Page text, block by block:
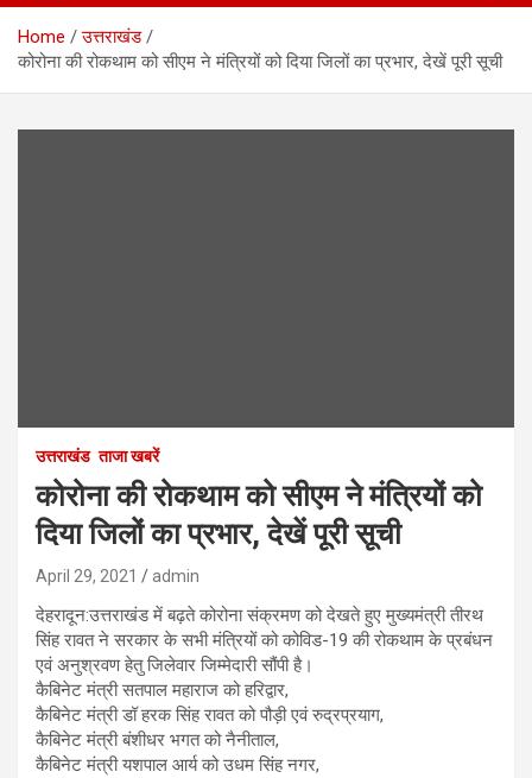
Home
उत्तराखंड
कोरोना की रोकथाम को सीएम ने मंत्रियों को दिया जिलों का प्रभार, देखें पूरी सूची
उत्तराखंड ताजा खबरें
कोरोना की रोकथाम को सीएम ने मंत्रियों को
दिया जिलों का प्रभार, देखें पूरी सूची
April 29, 2021 admin
देहरादून:उत्तराखंड में बढ़ते कोरोना संक्रमण को देखते हुए मुख्यमंत्री तीरथ
सिंह रावत ने सरकार के सभी मंत्रियों को कोविड-19 की रोकथाम के प्रबंधन
एवं अनुश्रवण हेतु जिलेवार जिम्मेदारी सौंपी है।
कैबिनेट मंत्री सतपाल महाराज को हरिद्वार,
कैबिनेट मंत्री डॉ हरक सिंह रावत को पौड़ी एवं रुद्रप्रयाग,
कैबिनेट मंत्री बंशीधर भगत को नैनीताल,
कैबिनेट मंत्री यशपाल आर्य को उधम सिंह नगर,